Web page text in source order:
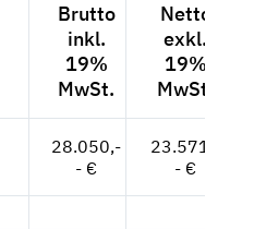
Brutto
inkl.
19%
MwSt.
Netto
exkl.
19%
MwSt.
28.050,-
- €
23.571,-
- €